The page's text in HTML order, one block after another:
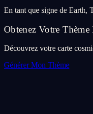
En tant que signe de Earth,
Obtenez Votre Thème
Découvrez votre carte
Générer Mon Thème